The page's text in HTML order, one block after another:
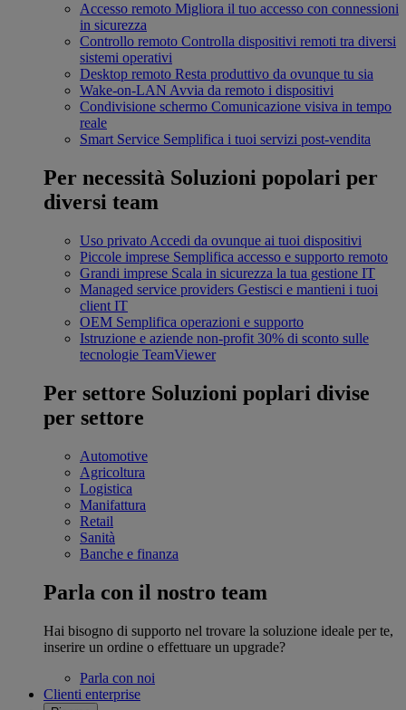
Accesso remoto Migliora il tuo accesso con connessioni
in sicurezza
Controllo remoto Controlla dispositivi remoti tra diversi
sistemi operativi
Desktop remoto Resta produttivo da ovunque tu sia
Wake-on-LAN Avvia da remoto i dispositivi
Condivisione schermo Comunicazione visiva in tempo
reale
Smart Service Semplifica i tuoi servizi post-vendita
Per necessità Soluzioni popolari per
diversi team
Uso privato Accedi da ovunque ai tuoi dispositivi
Piccole imprese Semplifica accesso e supporto remoto
Grandi imprese Scala in sicurezza la tua gestione IT
Managed service providers Gestisci e mantieni i tuoi
client IT
OEM Semplifica operazioni e supporto
Istruzione e aziende non-profit 30% di sconto sulle
tecnologie TeamViewer
Per settore Soluzioni poplari divise
per settore
Automotive
Agricoltura
Logistica
Manifattura
Retail
Sanità
Banche e finanza
Parla con il nostro team
Hai bisogno di supporto nel trovare la soluzione ideale per te,
inserire un ordine o effettuare un upgrade?
Parla con noi
Clienti enterprise